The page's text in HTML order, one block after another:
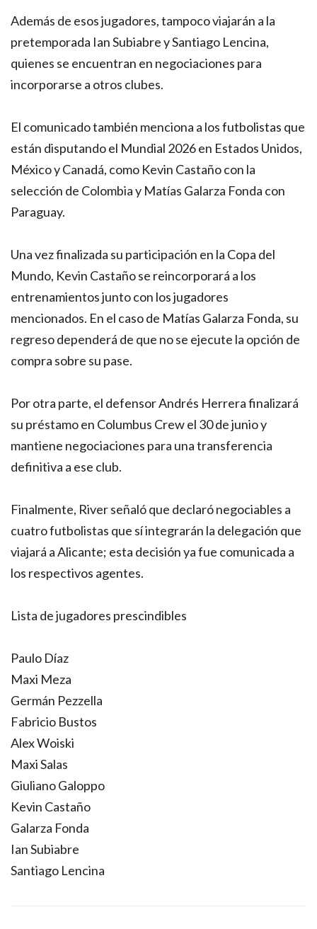
Además de esos jugadores, tampoco viajarán a la
pretemporada Ian Subiabre y Santiago Lencina,
quienes se encuentran en negociaciones para
incorporarse a otros clubes.
El comunicado también menciona a los futbolistas que
están disputando el Mundial 2026 en Estados Unidos,
México y Canadá, como Kevin Castaño con la
selección de Colombia y Matías Galarza Fonda con
Paraguay.
Una vez finalizada su participación en la Copa del
Mundo, Kevin Castaño se reincorporará a los
entrenamientos junto con los jugadores
mencionados. En el caso de Matías Galarza Fonda, su
regreso dependerá de que no se ejecute la opción de
compra sobre su pase.
Por otra parte, el defensor Andrés Herrera finalizará
su préstamo en Columbus Crew el 30 de junio y
mantiene negociaciones para una transferencia
definitiva a ese club.
Finalmente, River señaló que declaró negociables a
cuatro futbolistas que sí integrarán la delegación que
viajará a Alicante; esta decisión ya fue comunicada a
los respectivos agentes.
Lista de jugadores prescindibles
Paulo Díaz
Maxi Meza
Germán Pezzella
Fabricio Bustos
Alex Woiski
Maxi Salas
Giuliano Galoppo
Kevin Castaño
Galarza Fonda
Ian Subiabre
Santiago Lencina